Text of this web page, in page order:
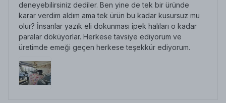
deneyebilirsiniz dediler. Ben yine de tek bir üründe
karar verdim aldım ama tek ürün bu kadar kusursuz mu
olur? İnsanlar yazık eli dokunması ipek halıları o kadar
paralar döküyorlar. Herkese tavsiye ediyorum ve
üretimde emeği geçen herkese teşekkür ediyorum.